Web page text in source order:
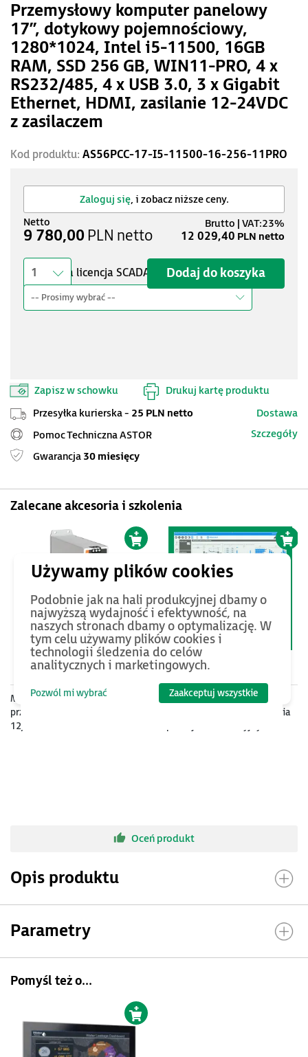
Przemysłowy komputer panelowy
17”, dotykowy pojemnościowy,
1280*1024, Intel i5-11500, 16GB
RAM, SSD 256 GB, WIN11-PRO, 4 x
RS232/485, 4 x USB 3.0, 3 x Gigabit
Ethernet, HDMI, zasilanie 12-24VDC
z zasilaczem
Kod produktu: AS56PCC-17-I5-11500-16-256-11PRO
Zaloguj się, i zobacz niższe ceny.
Dodaj do koszyka
1
Zapisz w schowku Drukuj kartę produktu
9 780,00 PLN netto 12 029,40 PLN netto
Bezpłatna licencja SCADA AVEVA InTouch
-- Prosimy wybrać --
Przesyłka kurierska - 25 PLN netto
Dostawa
Pomoc Techniczna ASTOR
Szczegóły
Gwarancja 30 miesięcy
Zalecane akcesoria i szkolenia
Moduł UPS dla komputerów
przemysłowych, 1080 Ws, 9A,
12/24V DC
1090PLN
E-szkolenie AVEVA InTouch
2023 R2 - podstawy tworzenia
Oceń produkt
Opis produktu
Parametry
Pomyśl też o...
Podobnie jak na hali produkcyjnej dbamy o
najwyższą wydajność i efektywność, na
naszych stronach dbamy o optymalizację. W
tym celu używamy plików cookies i
technologii śledzenia do celów
analitycznych i marketingowych.
Pozwól mi wybrać Zaakceptuj wszystkie